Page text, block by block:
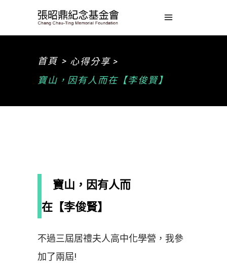
首頁 > 心得分享 >
寶山，因有人而在【李俊賢】
寶山，因有人而
在【李俊賢】
不過三屆居禮夫人高中化學營，我參
加了兩屆!